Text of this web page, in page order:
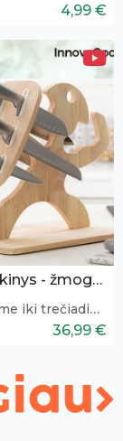
4,99 €
Peilių rinkinys - žmogeliukas
iki trečiadienio
36,99 €